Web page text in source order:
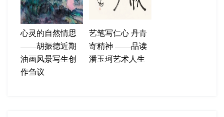
心灵的自然情思
——胡振德近期
油画风景写生创
作刍议
艺笔写仁心 丹青
寄精神 ——品读
潘玉珂艺术人生